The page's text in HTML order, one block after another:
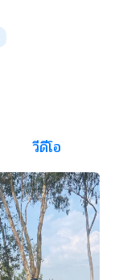
วีดีโอ